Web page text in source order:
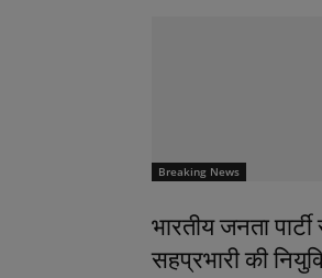
Breaking News
भारतीय जनता
सहप्रभारी की